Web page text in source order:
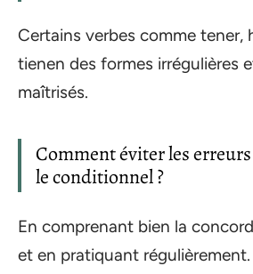
Certains verbes comme tener,
tienen des formes irrégulières
maîtrisés.
Comment éviter les
le conditionnel ?
En comprenant bien la
et en pratiquant régulièrement.